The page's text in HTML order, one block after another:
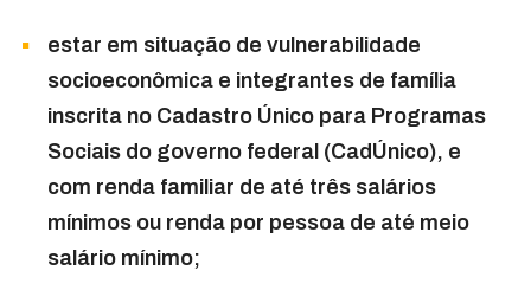
estar em situação de vulnerabilidade
socioeconômica e integrantes de família
inscrita no Cadastro Único para Programas
Sociais do governo federal (CadÚnico), e
com renda familiar de até três salários
mínimos ou renda por pessoa de até meio
salário mínimo;